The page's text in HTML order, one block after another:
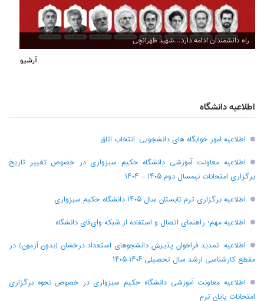
راه دانشمندان ادامه دارد...شهید طهرانچی
آرشیو
اطلاعیه دانشگاه
اطلاعیه امور خوابگاه های دانشجویی: انتخاب اتاق
اطلاعیه معاونت آموزشی دانشگاه حکیم سبزواری در خصوص تغییر تاریخ
برگزاری امتحانات نیمسال دوم ۱۴۰۵ – ۱۴۰۴
اطلاعیه برگزاری ترم تابستان سال ۱۴۰۵ دانشگاه حکیم سبزواری
اطلاعیه مهم؛ راهنمای اتصال و استفاده از شبکه وای‌فای دانشگاه
اطلاعیه: تمدید فراخوان پذیرش دانشجو‌های استعداد درخشان (بدون آزمون) در
مقطع کارشناسی ارشد سال تحصیلی ۱۴۰۶-۱۴۰۵
اطلاعیه معاونت آموزشی دانشگاه حکیم سبزواری در خصوص نحوه برگزاری
امتحانات پایان ترم